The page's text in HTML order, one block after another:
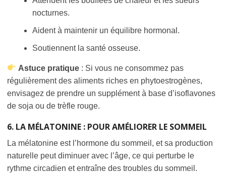
nocturnes.
Aident à maintenir un équilibre hormonal.
Soutiennent la santé osseuse.
Astuce pratique : Si vous ne consommez pas
régulièrement des aliments riches en phytoestrogènes,
envisagez de prendre un supplément à base d’isoflavones
de soja ou de trèfle rouge.
6. LA MÉLATONINE : POUR AMÉLIORER LE SOMMEIL
La mélatonine est l’hormone du sommeil, et sa production
naturelle peut diminuer avec l’âge, ce qui perturbe le
rythme circadien et entraîne des troubles du sommeil.